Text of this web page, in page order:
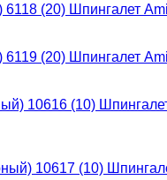
Шпингалет
Шпингалет